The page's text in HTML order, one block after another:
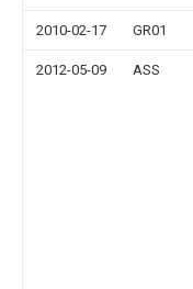
2010-02-17 GR01
2012-05-09 ASS